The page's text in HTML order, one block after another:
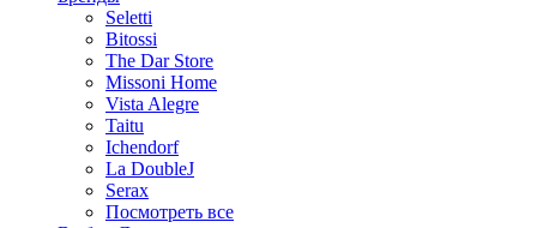
Seletti
Bitossi
The Dar Store
Missoni Home
Vista Alegre
Taitu
Ichendorf
La DoubleJ
Serax
Посмотреть все